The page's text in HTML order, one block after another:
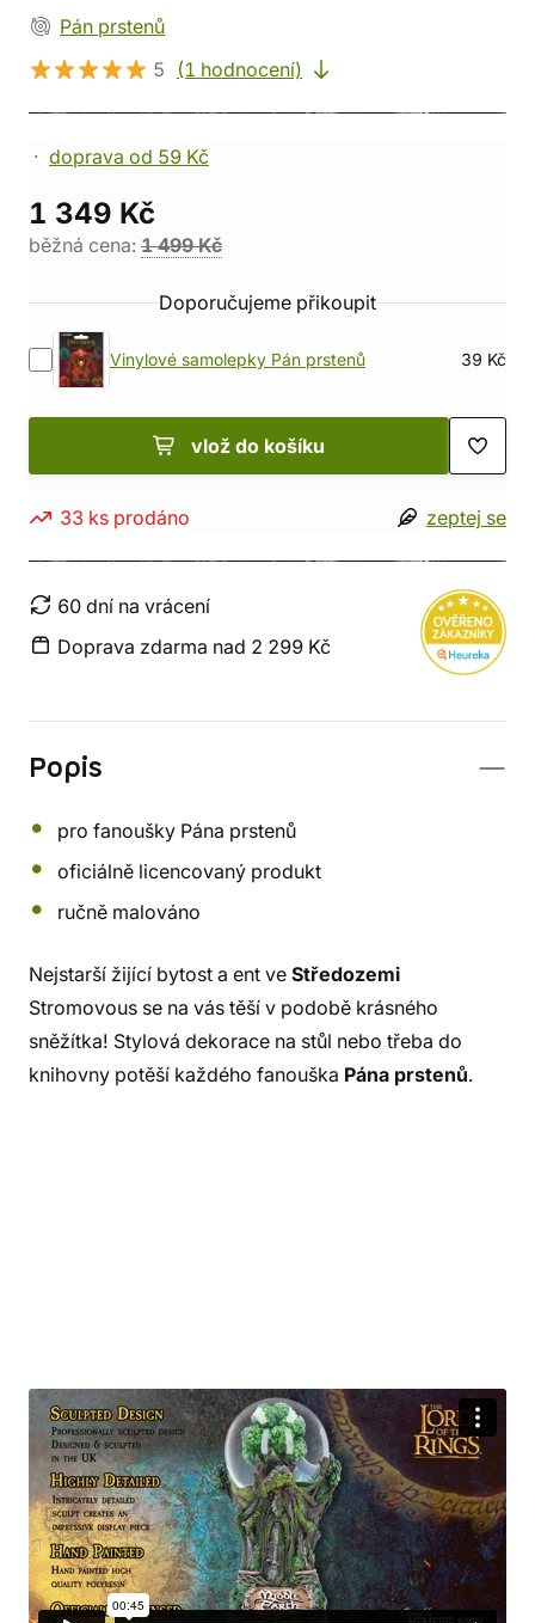
Pán prstenů
5
(1 hodnocení)
doprava od 59 Kč
1 349 Kč
běžná cena: 1 499 Kč
Doporučujeme přikoupit
Vinylové samolepky Pán prstenů 39 Kč
vlož do košíku
33 ks prodáno zeptej se
60 dní na vrácení
Doprava zdarma nad 2 299 Kč
Popis
pro fanoušky Pána prstenů
oficiálně licencovaný produkt
ručně malováno
Nejstarší žijící bytost a ent ve Středozemi
Stromovous se na vás těší v podobě krásného
sněžítka! Stylová dekorace na stůl nebo třeba do
knihovny potěší každého fanouška Pána prstenů.
Detaily produktu
Svět
Pán prstenů
Výrobce
Nemesis Now
Kolekce
Parametry